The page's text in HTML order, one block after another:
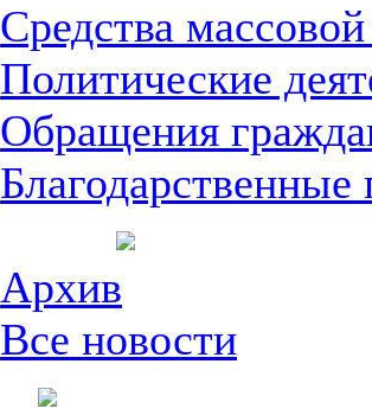
Средства
Политические
Обращения
Благодарственные
Архив
Все новости